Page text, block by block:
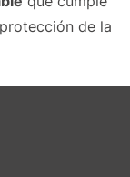
de la